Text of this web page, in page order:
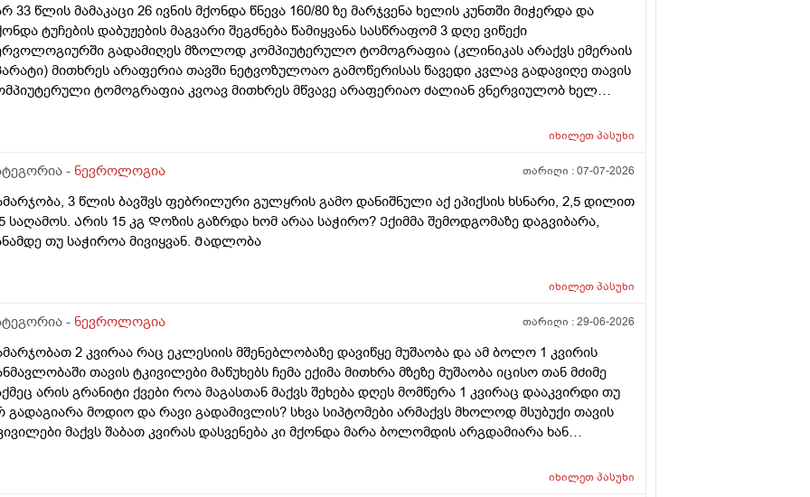
33 წლის მამაკაცი 26 ივნის მქონდა წნევა 160/80 ზე მარჯვენა ხელის კუნთში მიჭერდა და
ტუჩების დაბუჟების მაგვარი შეგძნება წამიყვანა სასწრაფომ 3 დღე ვიწექი
გადამიღეს მზოლოდ კომპიუტერულო ტომოგრაფია (კლინიკას არაქვს ემერაის
მითხრეს არაფერია თავში ნეტვოზულოაო გამოწერისას წავედი კვლავ გადავიღე თავის
ტომოგრაფია კვოავ მითხრეს მწვავე არაფერიაო ძალიან ვნერვიულობ ხელ
იხილეთპასუხი
- ნევროლოგია თარიღი :07-07-2026
3 წლის ბავშვს ფებრილური გულყრის გამო დანიშნული აქ ეპიქსის ხსნარი, 2,5 დილით
საღამოს. Არის 15 კგ Დოზის გაზრდა ხომ არაა საჭირო? Ექიმმა შემოდგომაზე დაგვიბარა,
თუ საჭიროა მივიყვან. Მადლობა
იხილეთპასუხი
- ნევროლოგია თარიღი :29-06-2026
2 კვირაა რაც ეკლესიის მშენებლობაზე დავიწყე მუშაობა და ამ ბოლო 1 კვირის
თავის ტკივილები მაწუხებს ჩემა ექიმა მითხრა მზეზე მუშაობა იცისო თან მძიმე
არის გრანიტი ქვები როა მაგასთან მაქვს შეხება დღეს მომწერა 1 კვირაც დააკვირდი თუ
გადაგიარა მოდიო და რავი გადამივლის? სხვა სიპტომები არმაქვს მხოლოდ მსუბუქი თავის
მაქვს შაბათ კვირას დასვენება კი მქონდა მარა ბოლომდის არგდამიარა ხან
იხილეთპასუხი